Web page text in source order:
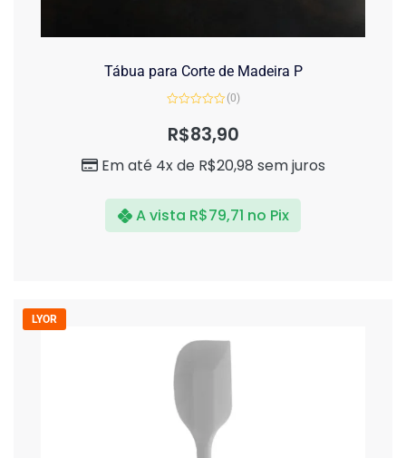
Tábua para Corte de Madeira P
de
(0)
R$83,90
Em até 4x de R$20,98 sem juros
A vista R$79,71 no Pix
LYOR